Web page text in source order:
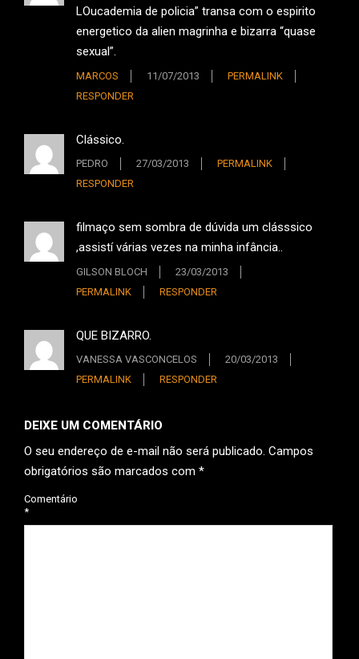
LOucademia de policia” transa com o espirito
energetico da alien magrinha e bizarra “quase
sexual”.
MARCOS 11/07/2013
PERMALINK
RESPONDER
Clássico.
PEDRO 27/03/2013
PERMALINK
RESPONDER
filmaço sem sombra de dúvida um clásssico
,assistí várias vezes na minha infância..
GILSON BLOCH
23/03/2013
PERMALINK
RESPONDER
QUE BIZARRO.
VANESSA VASCONCELOS
20/03/2013
PERMALINK
RESPONDER
DEIXE UM COMENTÁRIO
O seu endereço de e-mail não será publicado. Campos
obrigatórios são marcados com *
Comentário
*